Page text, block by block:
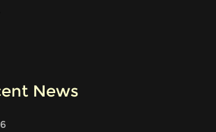
News